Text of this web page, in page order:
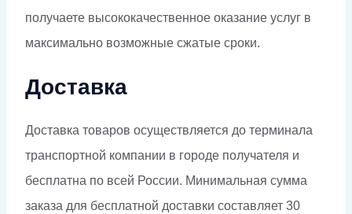
получаете высококачественное оказание услуг в
максимально возможные сжатые сроки.
Доставка
Доставка товаров осуществляется до терминала
транспортной компании в городе получателя и
бесплатна по всей России. Минимальная сумма
заказа для бесплатной доставки составляет 30